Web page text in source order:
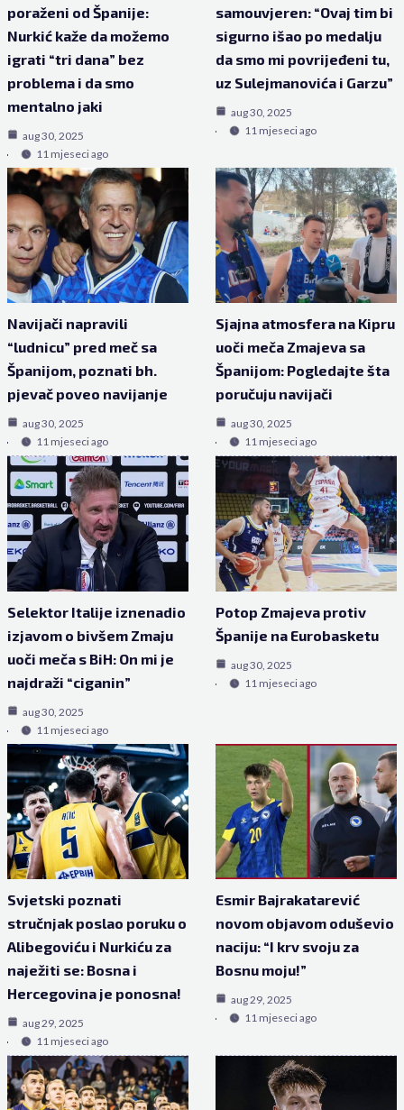
poraženi od Španije:
Nurkić kaže da možemo
igrati “tri dana” bez
problema i da smo
mentalno jaki
aug 30, 2025
11 mjeseci ago
samouvjeren: “Ovaj tim bi
sigurno išao po medalju
da smo mi povrijeđeni tu,
uz Sulejmanovića i Garzu”
aug 30, 2025
11 mjeseci ago
Navijači napravili
“ludnicu” pred meč sa
Španijom, poznati bh.
pjevač poveo navijanje
aug 30, 2025
11 mjeseci ago
Sjajna atmosfera na Kipru
uoči meča Zmajeva sa
Španijom: Pogledajte šta
poručuju navijači
aug 30, 2025
11 mjeseci ago
Selektor Italije iznenadio
izjavom o bivšem Zmaju
uoči meča s BiH: On mi je
najdraži “ciganin”
aug 30, 2025
11 mjeseci ago
Potop Zmajeva protiv
Španije na Eurobasketu
aug 30, 2025
11 mjeseci ago
Svjetski poznati
stručnjak poslao poruku o
Alibegoviću i Nurkiću za
naježiti se: Bosna i
Hercegovina je ponosna!
aug 29, 2025
11 mjeseci ago
Esmir Bajrakatarević
novom objavom oduševio
naciju: “I krv svoju za
Bosnu moju!”
aug 29, 2025
11 mjeseci ago